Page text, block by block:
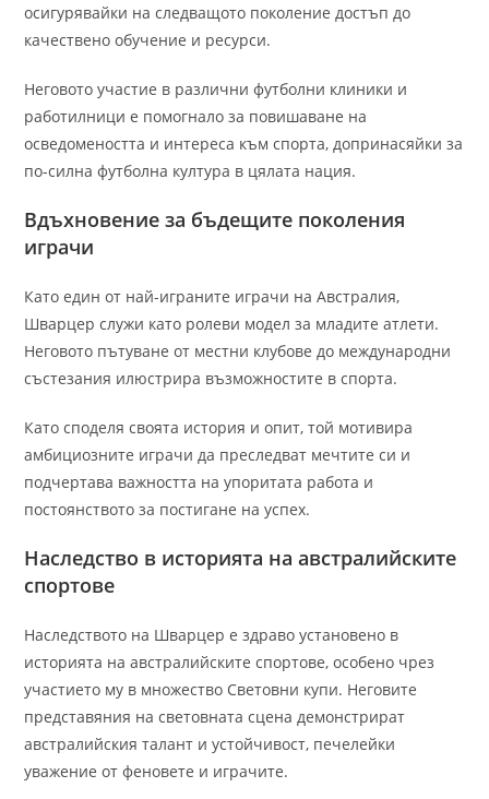
осигурявайки на следващото поколение достъп до
качествено обучение и ресурси.
Неговото участие в различни футболни клиники и
работилници е помогнало за повишаване на
осведомеността и интереса към спорта, допринасяйки за
по-силна футболна култура в цялата нация.
Вдъхновение за бъдещите поколения
играчи
Като един от най-играните играчи на Австралия,
Шварцер служи като ролеви модел за младите атлети.
Неговото пътуване от местни клубове до международни
състезания илюстрира възможностите в спорта.
Като споделя своята история и опит, той мотивира
амбициозните играчи да преследват мечтите си и
подчертава важността на упоритата работа и
постоянството за постигане на успех.
Наследство в историята на австралийските
спортове
Наследството на Шварцер е здраво установено в
историята на австралийските спортове, особено чрез
участието му в множество Световни купи. Неговите
представяния на световната сцена демонстрират
австралийския талант и устойчивост, печелейки
уважение от феновете и играчите.